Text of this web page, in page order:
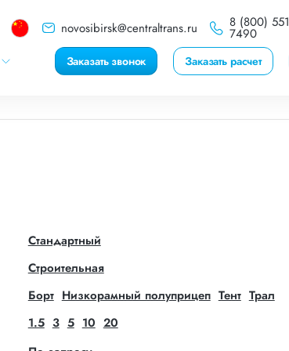
novosibirsk@centraltrans.ru 8 (800) 551
7490
Заказать звонок Заказать расчет
Стандартный
Строительная
Борт Низкорамный полуприцеп Тент Трал
1.5 3 5 10 20